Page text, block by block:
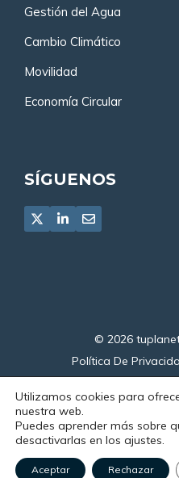
Gestión del Agua
Cambio Climático
Movilidad
Economía Circular
SÍGUENOS
© 2026
Política De
Utilizamos cookies para
nuestra web.
Puedes aprender más sobre
desactivarlas en los ajustes.
Aceptar Rechazar